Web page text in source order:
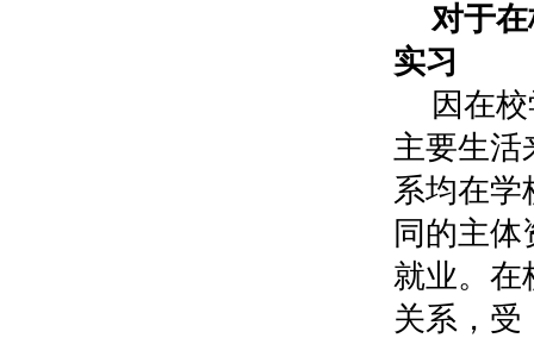
对于
实习
因在
主要生活
系均在学
同的主
就业。在
关系，受